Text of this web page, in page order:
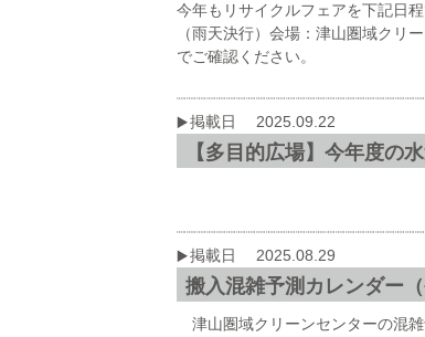
今年もリサイクルフェアを下記日
（雨天決行）会場：津山圏域クリ
でご確認ください。
掲載日 2025.09.22
【多目的広場】今年度の
掲載日 2025.08.29
搬入混雑予測カレンダー
津山圏域クリーンセンターの混